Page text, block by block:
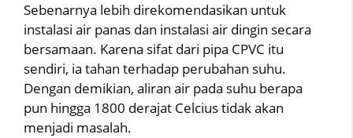
Sebenarnya lebih direkomendasikan untuk
instalasi air panas dan instalasi air dingin secara
bersamaan. Karena sifat dari pipa CPVC itu
sendiri, ia tahan terhadap perubahan suhu.
Dengan demikian, aliran air pada suhu berapa
pun hingga 1800 derajat Celcius tidak akan
menjadi masalah.